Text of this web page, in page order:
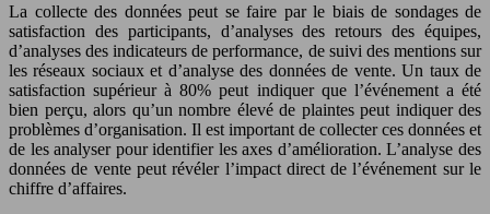
La collecte des données peut se faire par le biais de sondages de
satisfaction des participants, d’analyses des retours des équipes,
d’analyses des indicateurs de performance, de suivi des mentions sur
les réseaux sociaux et d’analyse des données de vente. Un taux de
satisfaction supérieur à 80% peut indiquer que l’événement a été
bien perçu, alors qu’un nombre élevé de plaintes peut indiquer des
problèmes d’organisation. Il est important de collecter ces données et
de les analyser pour identifier les axes d’amélioration. L’analyse des
données de vente peut révéler l’impact direct de l’événement sur le
chiffre d’affaires.